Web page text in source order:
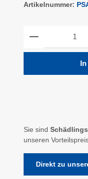
Artikelnummer:
Produkt
Sie sind
unseren
Direkt zu